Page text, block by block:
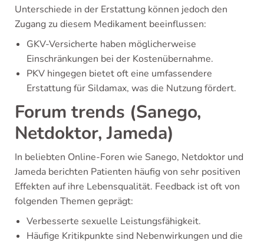
Unterschiede in der Erstattung können jedoch den
Zugang zu diesem Medikament beeinflussen:
GKV-Versicherte haben möglicherweise
Einschränkungen bei der Kostenübernahme.
PKV hingegen bietet oft eine umfassendere
Erstattung für Sildamax, was die Nutzung fördert.
Forum trends (Sanego,
Netdoktor, Jameda)
In beliebten Online-Foren wie Sanego, Netdoktor und
Jameda berichten Patienten häufig von sehr positiven
Effekten auf ihre Lebensqualität. Feedback ist oft von
folgenden Themen geprägt:
Verbesserte sexuelle Leistungsfähigkeit.
Häufige Kritikpunkte sind Nebenwirkungen und die